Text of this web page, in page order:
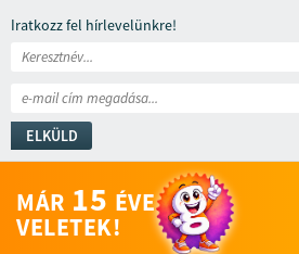
Iratkozz fel hírlevelünkre!
ELKÜLD
MÁR 15 ÉVE
VELETEK!